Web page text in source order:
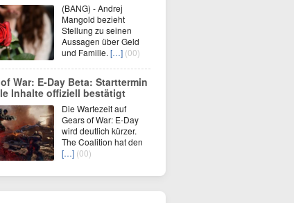
(BANG) - Andrej
Mangold bezieht
Stellung zu seinen
Aussagen über Geld
und Familie. […] (00)
War: E-Day Beta: Starttermin
Inhalte offiziell bestätigt
Die Wartezeit auf
Gears of War: E-Day
wird deutlich kürzer.
The Coalition hat den
[…] (00)